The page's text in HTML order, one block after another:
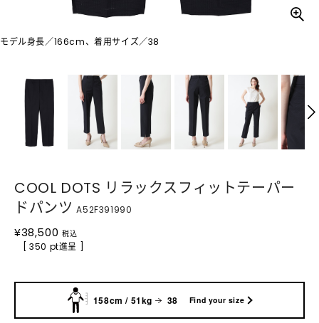
モデル身長／166cm、着用サイズ／38
COOL DOTS リラックスフィットテーパー
ドパンツ A52F391990
¥38,500 税込
[ 350 pt進呈 ]
158cm / 51kg 38 Find your size